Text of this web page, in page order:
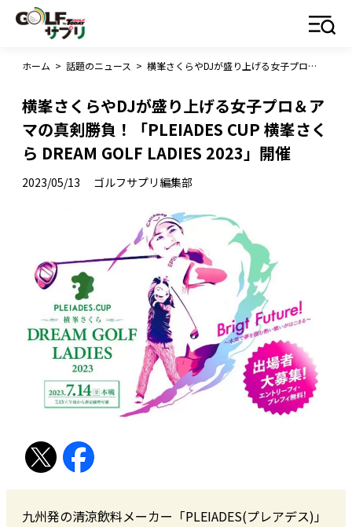
ホーム > 話題のニュース > 横峯さくらやDJが盛り上げる女子プロ＆アマの真剣勝負！「PLEIADES CUP 横峯さくら DREAM GOLF LADIES 2023」開催
横峯さくらやDJが盛り上げる女子プロ＆ア
マの真剣勝負！「PLEIADES CUP 横峯さく
ら DREAM GOLF LADIES 2023」開催
2023/05/13 ゴルフサプリ編集部
九州発の清涼飲料メーカー「PLEIADES(プレアデス)」